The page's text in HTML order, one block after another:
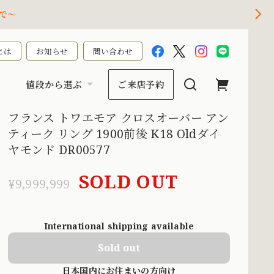
～
は お知らせ 問い合わせ
値段から選ぶ ご来店予約
フランス トワエモア クロスオーバー アン
ティーク リング 1900前後 K18 Oldダイ
ヤモンド DR00577
¥9,999,999 SOLD OUT
International shipping available
Sold out
日本国内にお住まいの方向け